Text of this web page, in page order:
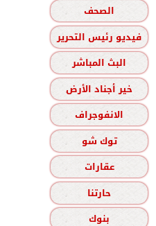
الصحف
فيديو رئيس التحرير
البث المباشر
خير أجناد الأرض
الانفوجراف
توك شو
عقارات
حارتنا
بنوك